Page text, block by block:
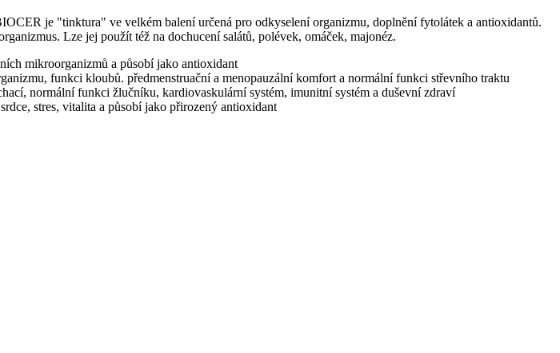
je "tinktura" ve velkém balení určená pro odkyselení organizmu, doplnění fytolátek a antioxidantů.
Lze jej použít též na dochucení salátů, polévek, omáček, majonéz.
mikroorganizmů a působí jako antioxidant
funkci kloubů. předmenstruační a menopauzální komfort a normální funkci střevního traktu
normální funkci žlučníku, kardiovaskulární systém, imunitní systém a duševní zdraví
stres, vitalita a působí jako přirozený antioxidant